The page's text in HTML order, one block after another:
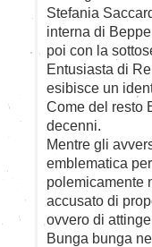
Stefania
interna di
poi con la
Entusiasta di
esibisce un
Come del resto
decenni.
Mentre gli
emblematica
polemicamente
accusato di
ovvero di
Bunga bunga